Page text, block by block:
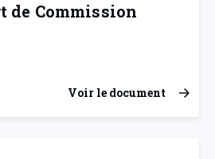
de Commission
Voir le document